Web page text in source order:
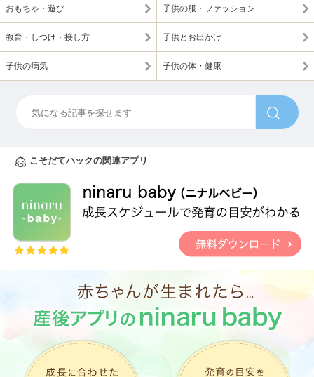
おもちゃ・遊び 子供の服・ファッション
教育・しつけ・接し方 子供とお出かけ
子供の病気 子供の体・健康
こそだてハックの関連アプリ